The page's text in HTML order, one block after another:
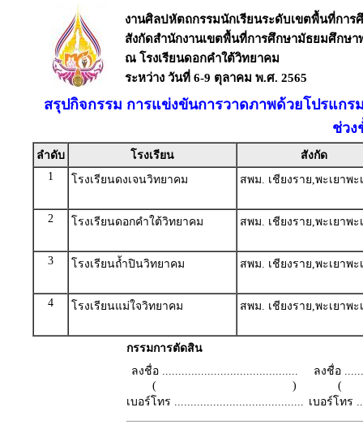
งานศิลปหัตถกรรมนักเรียนระดับเขตพื้นที่การ
สังกัดสำนักงานเขตพื้นที่การศึกษามัธยมศึกษา
ณ โรงเรียนดอกคำใต้วิทยาคม
ระหว่าง วันที่ 6-9 ตุลาคม พ.ศ. 2565
สรุปกิจกรรม การแข่งขันการวาดภาพด้วยโปรแกร
ช่วง
ลำดับ โรงเรียน
สังกัด
1
โรงเรียนดงเจนวิทยาคม สพม. เชียงราย,พะเยาพะ
2 โรงเรียนดอกคำใต้วิทยาคม สพม. เชียงราย,พะเยาพะ
3 โรงเรียนถ้ำปินวิทยาคม สพม. เชียงราย,พะเยาพะ
4 โรงเรียนแม่ใจวิทยาคม สพม. เชียงราย,พะเยาพะ
กรรมการตัดสิน
ลงชื่อ ..........................................
( )
เบอร์โทร ........................................
ลงชื่อ
เบอร์โทร